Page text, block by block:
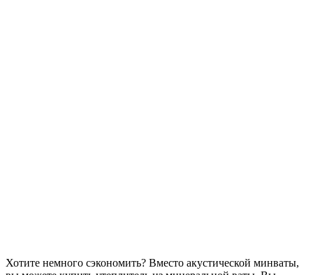
Хотите немного сэкономить? Вместо акустической минваты,